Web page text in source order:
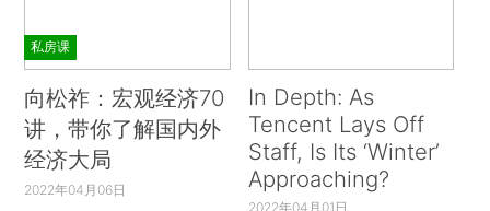
私房课
向松祚：宏观经济70
讲，带你了解国内外
经济大局
2022年04月06日
In Depth: As
Tencent Lays Off
Staff, Is Its ‘Winter’
Approaching?
2022年04月01日